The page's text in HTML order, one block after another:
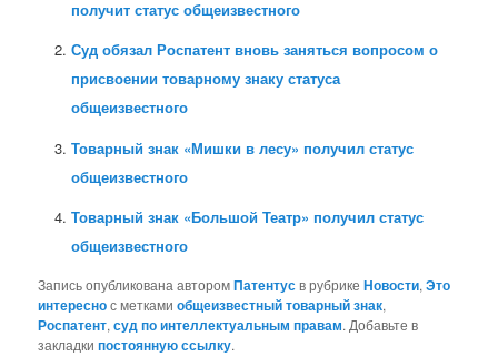
получит статус общеизвестного
Суд обязал Роспатент вновь заняться вопросом о
присвоении товарному знаку статуса
общеизвестного
Товарный знак «Мишки в лесу» получил статус
общеизвестного
Товарный знак «Большой Театр» получил статус
общеизвестного
Запись опубликована авторомПатентусв рубрикеНовости,Это
интереснос меткамиобщеизвестный товарный знак,
Роспатент,суд по интеллектуальным правам. Добавьте в
закладкипостоянную ссылку.